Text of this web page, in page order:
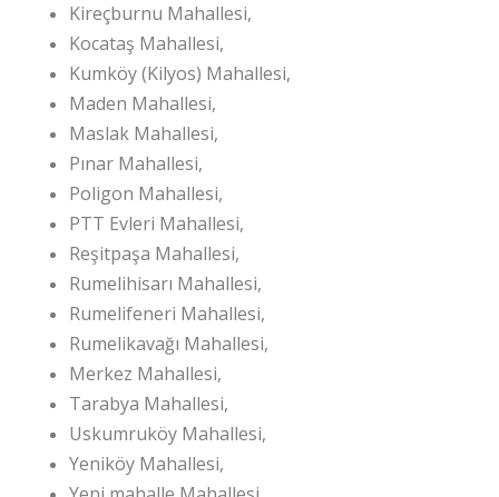
Kireçburnu Mahallesi,
Kocataş Mahallesi,
Kumköy (Kilyos) Mahallesi,
Maden Mahallesi,
Maslak Mahallesi,
Pınar Mahallesi,
Poligon Mahallesi,
PTT Evleri Mahallesi,
Reşitpaşa Mahallesi,
Rumelihisarı Mahallesi,
Rumelifeneri Mahallesi,
Rumelikavağı Mahallesi,
Merkez Mahallesi,
Tarabya Mahallesi,
Uskumruköy Mahallesi,
Yeniköy Mahallesi,